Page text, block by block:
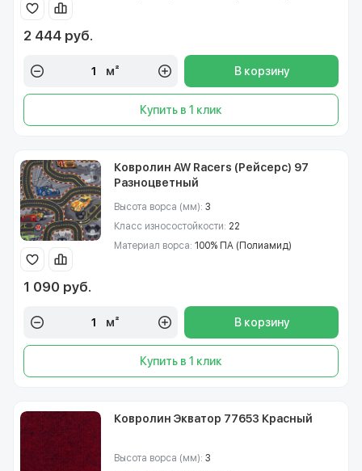
2 444 руб.
м² В корзину
Купить в 1 клик
Ковролин AW Racers (Рейсерс) 97
Разноцветный
Высота ворса (мм): 3
Класс износостойкости: 22
Материал ворса: 100% ПА (Полиамид)
1 090 руб.
м² В корзину
Купить в 1 клик
Ковролин Экватор 77653 Красный
Высота ворса (мм): 3